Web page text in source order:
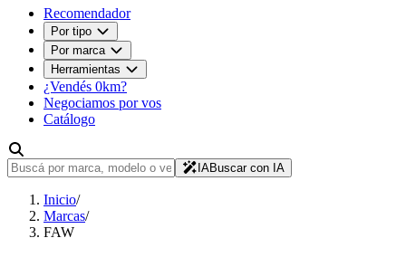
Recomendador
Por tipo
Por marca
Herramientas
¿Vendés 0km?
Negociamos por vos
Catálogo
IABuscar con IA
Inicio/
Marcas/
FAW